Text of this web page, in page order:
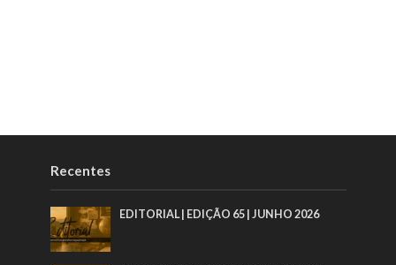
Recentes
EDITORIAL | EDIÇÃO 65 | JUNHO 2026